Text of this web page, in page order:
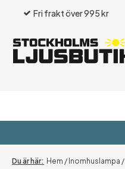
Fri frakt över 995 kr
Hem / Inomhuslampa /